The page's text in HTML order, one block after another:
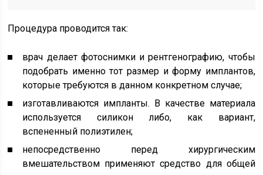
Процедура проводится так:
врач делает фотоснимки и рентгенографию, чтобы
подобрать именно тот размер и форму имплантов,
которые требуются в данном конкретном случае;
изготавливаются импланты. В качестве материала
используется силикон либо, как вариант,
вспененный полиэтилен;
непосредственно перед хирургическим
вмешательством применяют средство для общей